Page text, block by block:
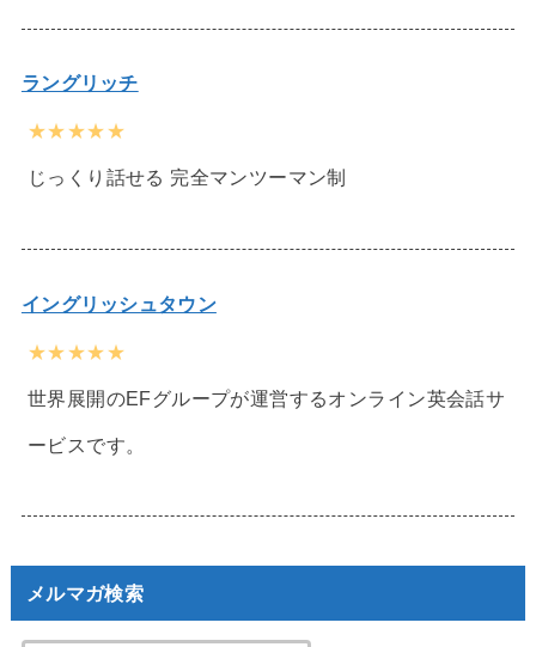
ラングリッチ
★★★★★
じっくり話せる 完全マンツーマン制
イングリッシュタウン
★★★★★
世界展開のEFグループが運営するオンライン英会話サ
ービスです。
メルマガ検索